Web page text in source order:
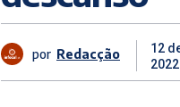
por Redacção
12
2022